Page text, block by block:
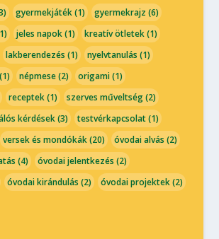
gyermekjáték(1) gyermekrajz (6)
jeles napok(1) kreatív ötletek(1)
lakberendezés (1) nyelvtanulás (1)
népmese(2) origami(1)
receptek(1) szerves műveltség(2)
kérdések(3) testvérkapcsolat(1)
versek és mondókák(20) óvodai alvás (2)
(4) óvodai jelentkezés (2)
óvodai kirándulás (2) óvodai projektek(2)